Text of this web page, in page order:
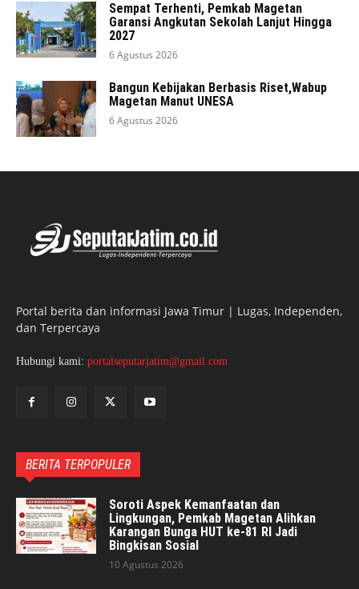
Sempat Terhenti, Pemkab Magetan
Garansi Angkutan Sekolah Lanjut Hingga
2027
6 Agustus 2026
Bangun Kebijakan Berbasis Riset,Wabup
Magetan Manut UNESA
6 Agustus 2026
Portal berita dan informasi Jawa Timur | Lugas, Independen,
dan Terpercaya
Hubungi kami: portalseputarjatim@gmail.com
BERITA TERPOPULER
Soroti Aspek Kemanfaatan dan
Lingkungan, Pemkab Magetan Alihkan
Karangan Bunga HUT ke-81 RI Jadi
Bingkisan Sosial
10 Agustus 2026